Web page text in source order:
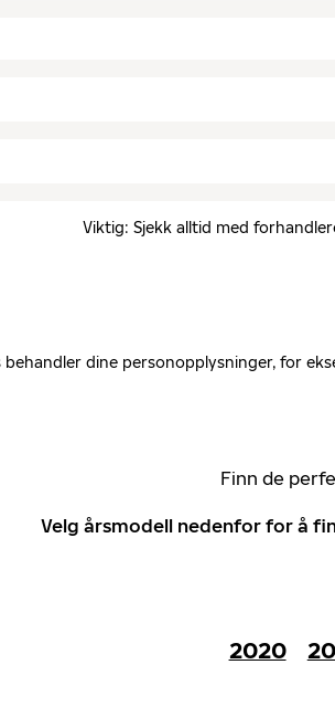
Viktig: Sjekk alltid med
behandler dine personopplysninger, for
Finn de
Velg årsmodell nedenfor for å
2020